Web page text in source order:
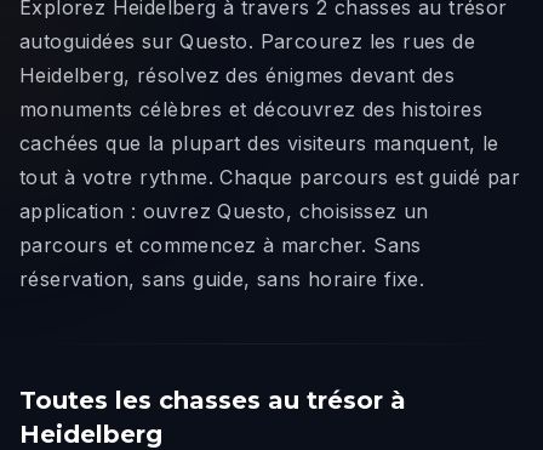
Explorez Heidelberg à travers 2 chasses au trésor
autoguidées sur Questo. Parcourez les rues de
Heidelberg, résolvez des énigmes devant des
monuments célèbres et découvrez des histoires
cachées que la plupart des visiteurs manquent, le
tout à votre rythme. Chaque parcours est guidé par
application : ouvrez Questo, choisissez un
parcours et commencez à marcher. Sans
réservation, sans guide, sans horaire fixe.
Toutes les chasses au trésor à
Heidelberg